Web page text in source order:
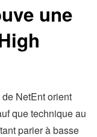
une
NetEnt orient
que technique au
parier à basse